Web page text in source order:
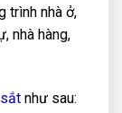
trình nhà ở,
nhà hàng,
như sau: